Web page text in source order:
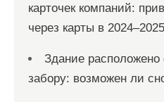
карточек компаний:
через карты в
Здание
забору: возможен ли